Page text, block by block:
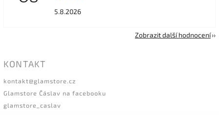
5.8.2026
Zobrazit další hodnocení
KONTAKT
kontakt@glamstore.cz
Glamstore Čáslav na facebooku
glamstore_caslav